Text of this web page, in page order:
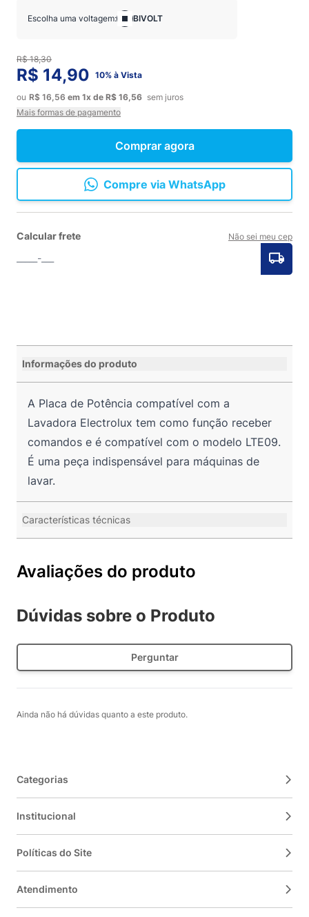
Comprar agora
Escolha uma voltagem: BIVOLT
R$ 14,90 10% à Vista
ou R$ 16,56 em 1x de R$ 16,56 sem juros
Mais formas de pagamento
Compre via WhatsApp
R$ 18,30
Calcular frete Não sei meu cep
Informações do produto
A Placa de Potência compatível com a
Lavadora Electrolux tem como função receber
comandos e é compatível com o modelo LTE09.
É uma peça indispensável para máquinas de
lavar.
Características técnicas
Avaliações do produto
Dúvidas sobre o Produto
Perguntar
Ainda não há dúvidas quanto a este produto.
Categorias
Institucional
Políticas do Site
Atendimento